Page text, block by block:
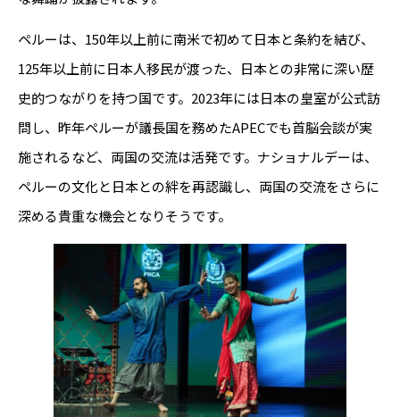
ペルーは、150年以上前に南米で初めて日本と条約を結び、
125年以上前に日本人移民が渡った、日本との非常に深い歴
史的つながりを持つ国です。2023年には日本の皇室が公式訪
問し、昨年ペルーが議長国を務めたAPECでも首脳会談が実
施されるなど、両国の交流は活発です。ナショナルデーは、
ペルーの文化と日本との絆を再認識し、両国の交流をさらに
深める貴重な機会となりそうです。